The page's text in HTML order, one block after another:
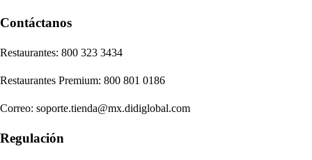
Contáctanos
Restaurantes: 800 323 3434
Restaurantes Premium: 800 801 0186
Correo: soporte.tienda@mx.didiglobal.com
Regulación